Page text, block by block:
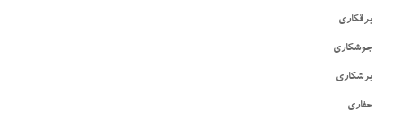
برقکاری
جوشکاری
برشکاری
حفاری